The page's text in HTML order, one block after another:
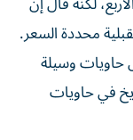
محددة السعر.
حاويات وسيلة
في حاويات